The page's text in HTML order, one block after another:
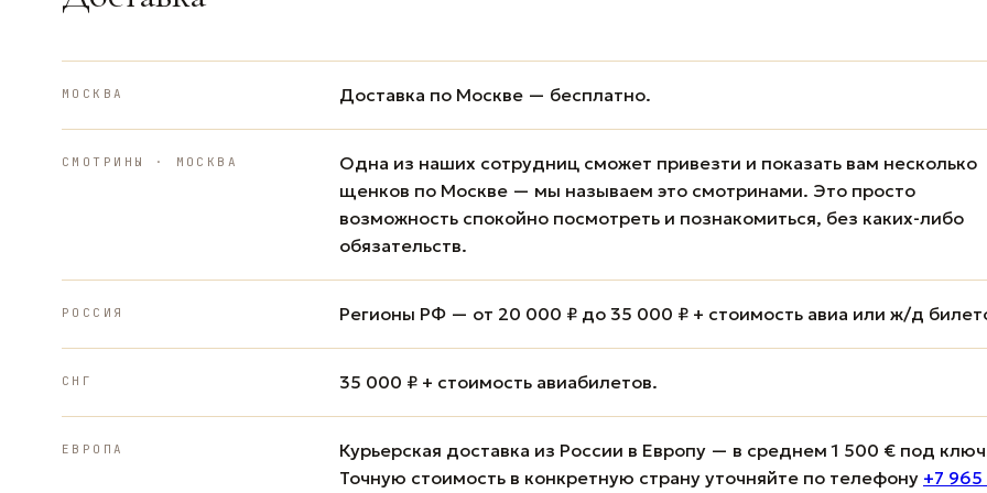
МОСКВА Доставка по Москве — бесплатно.
СМОТРИНЫ · МОСКВА
Одна из наших сотрудниц сможет привезти и показать вам несколько
щенков по Москве — мы называем это смотринами. Это просто
возможность спокойно посмотреть и познакомиться, без каких-либо
обязательств.
РОССИЯ Регионы РФ — от 20 000 ₽ до 35 000 ₽ + стоимость авиа или ж/д
СНГ 35 000 ₽ + стоимость авиабилетов.
ЕВРОПА
Курьерская доставка из России в Европу — в среднем 1 500 € под
Точную стоимость в конкретную страну уточняйте по телефону +7 965